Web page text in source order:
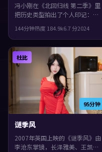
冯小刚在《北回归线 第二季》里
把历史类型拍出了个人印记：故
众见面。主演包括黄政民、张
译、赵丽颖。群像戏份饱满，配
角也有完整弧光，片尾余味很
足。
144分钟热度 184.9k6.7分2024
95分钟
杜比
谜季风
2007年英国上映的《谜季风》由
李沧东掌镜，长泽雅美、王凯、